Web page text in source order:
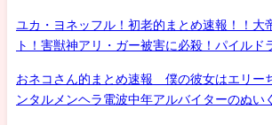
ユカ・ヨネッフル！初老的まとめ速報！！大
ト！害獣神アリ・ガー被害に必殺！パイルド
おネコさん的まとめ速報 僕の彼女はエリー
ンタルメンヘラ電波中年アルバイターのぬい